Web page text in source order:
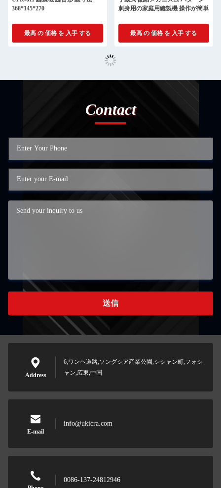
368*145*270
最高 の 価格 を 入手 する
刺身用の家庭用縫製機 操作が簡単
最高 の 価格 を 入手 する
Contact
送信
Address
6,ワンヘ道路,ソングシア産業公園,シシャン町,フォシ
ャン,広東,中国
E-mail
info@ukicra.com
0086-137-24812946